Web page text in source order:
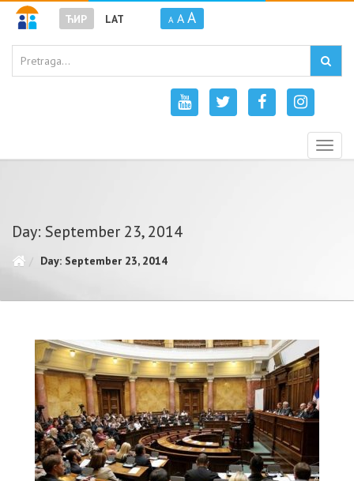
ЋИР LAT A A A
Day: September 23, 2014
Day: September 23, 2014